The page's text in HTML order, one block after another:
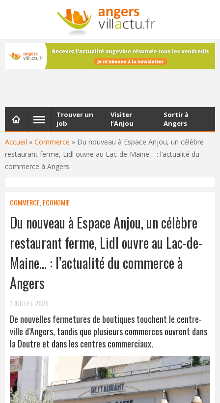
NEWSLETTER
Les dernières actualités d'Angers, chaque vendredi dans
votre boîte e-mail
Accueil » Commerce » Du nouveau à Espace Anjou, un célèbre
restaurant ferme, Lidl ouvre au Lac-de-Maine… : l’actualité du
commerce à Angers
Trouver un
job
Visiter
l’Anjou
Sortir à
Angers
COMMERCE ECONOMIE
Du nouveau à Espace Anjou, un célèbre
restaurant ferme, Lidl ouvre au Lac-de-
Maine… : l’actualité du commerce à
Angers
1 JUILLET 2026
De nouvelles fermetures de boutiques touchent le centre-
ville d’Angers, tandis que plusieurs commerces ouvrent dans
la Doutre et dans les centres commerciaux.